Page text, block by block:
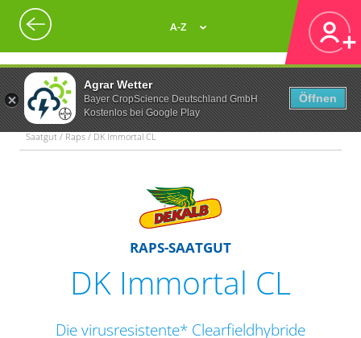
Agrar Wetter
Bayer CropScience Deutschland GmbH
Kostenlos bei Google Play
Öffnen
A-Z
Saatgut / Raps / DK Immortal CL
RAPS-SAATGUT
DK Immortal CL
Die virusresistente* Clearfieldhybride